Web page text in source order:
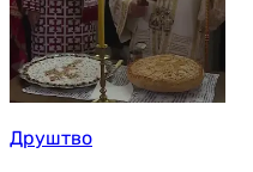
Друштво